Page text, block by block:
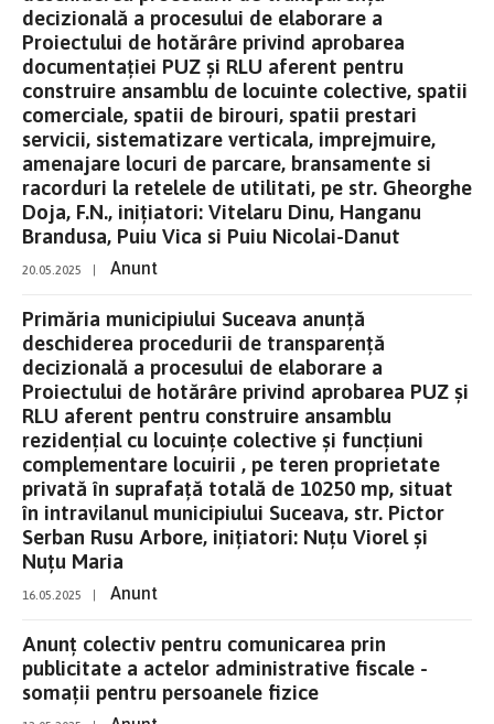
decizională a procesului de elaborare a
Proiectului de hotărâre privind aprobarea
documentației PUZ și RLU aferent pentru
construire ansamblu de locuinte colective, spatii
comerciale, spatii de birouri, spatii prestari
servicii, sistematizare verticala, imprejmuire,
amenajare locuri de parcare, bransamente si
racorduri la retelele de utilitati, pe str. Gheorghe
Doja, F.N., inițiatori: Vitelaru Dinu, Hanganu
Brandusa, Puiu Vica si Puiu Nicolai-Danut
20.05.2025 Anunt
Primăria municipiului Suceava anunţă
deschiderea procedurii de transparenţă
decizională a procesului de elaborare a
Proiectului de hotărâre privind aprobarea PUZ și
RLU aferent pentru construire ansamblu
rezidențial cu locuințe colective și funcțiuni
complementare locuirii , pe teren proprietate
privată în suprafață totală de 10250 mp, situat
în intravilanul municipiului Suceava, str. Pictor
Serban Rusu Arbore, inițiatori: Nuțu Viorel și
Nuțu Maria
16.05.2025 Anunt
Anunț colectiv pentru comunicarea prin
publicitate a actelor administrative fiscale -
somații pentru persoanele fizice